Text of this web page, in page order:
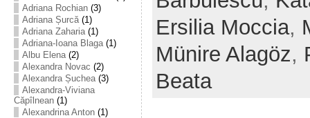
Adriana Rochian(3)
Adriana Șurcă(1)
Adriana Zaharia(1)
Adriana-Ioana Blaga(1)
Albu Elena(2)
Alexandra Novac (2)
Alexandra Șuchea(3)
Alexandra-Viviana
Căpîlnean(1)
Alexandrina Anton(1)
Ersilia Moccia,
Münire Alagöz,
Beata